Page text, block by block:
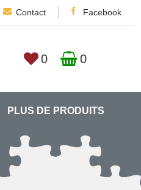
Contact Facebook
0 0
PLUS DE PRODUITS